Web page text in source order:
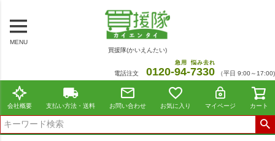
MENU
買援隊(かいえんたい)
電話注文 0120-94
急用
-7330
悩み去れ
（平日 9:00～17:00)
会社概要 支払い方法・送料 お問い合わせ お気に入り マイページ カート